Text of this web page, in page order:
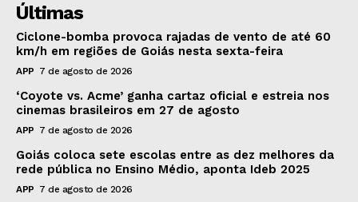
Últimas
Ciclone-bomba provoca rajadas de vento de até 60
km/h em regiões de Goiás nesta sexta-feira
APP 7 de agosto de 2026
‘Coyote vs. Acme’ ganha cartaz oficial e estreia nos
cinemas brasileiros em 27 de agosto
APP 7 de agosto de 2026
Goiás coloca sete escolas entre as dez melhores da
rede pública no Ensino Médio, aponta Ideb 2025
APP 7 de agosto de 2026